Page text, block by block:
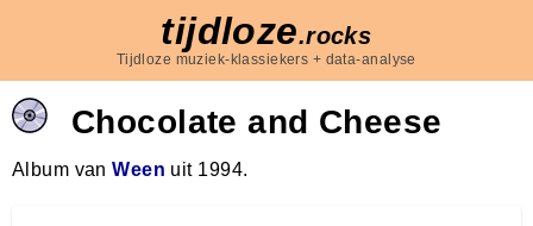
tijdloze.rocks
Tijdloze muziek-klassiekers + data-analyse
Chocolate and Cheese
Album vanWeen uit 1994.